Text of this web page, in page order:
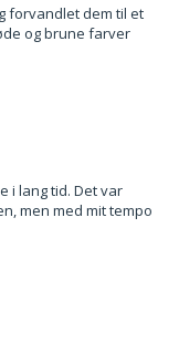
forvandlet dem til et
og brune farver
i lang tid. Det var
men med mit tempo